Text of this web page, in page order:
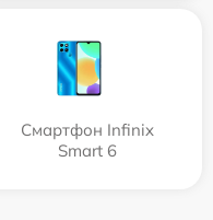
Смартфон Infinix
Smart 6